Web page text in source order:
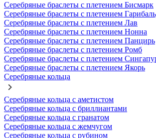
Серебряные браслеты с плетением Бисмарк
Серебряные браслеты с плетением
Серебряные браслеты с плетением Лав
Серебряные браслеты с плетением Нонна
Серебряные браслеты с плетением Панцирь
Серебряные браслеты с плетением Ромб
Серебряные браслеты с плетением
Серебряные браслеты с плетением Якорь
Серебряные кольца
Серебряные кольца с аметистом
Серебряные кольца с бриллиантами
Серебряные кольца с гранатом
Серебряные кольца с жемчугом
Серебряные кольца с рубином